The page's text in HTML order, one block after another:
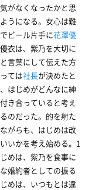
がなくなったかと思
うになる。女心は難
ビール片手に花澤優
衣は、紫乃を大切に
言葉にして伝えた方
ては社長が決めたと
はじめがどんなに紳
き合っていると考え
のだった。的を射た
がらも、はじめは改
いかを考え始める。1
めは、紫乃を食事に
婚約者としての振る
めは、いつもとは違